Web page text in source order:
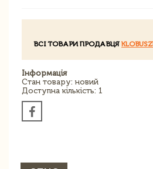
ВСІ ТОВАРИ ПРОДАВЦЯ
Інформація
Стан товару: новий
Доступна кількість: 1